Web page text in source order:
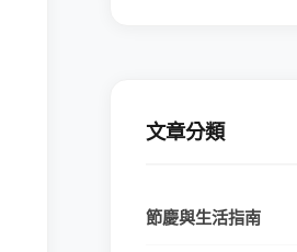
文章分類
節慶與生活指南